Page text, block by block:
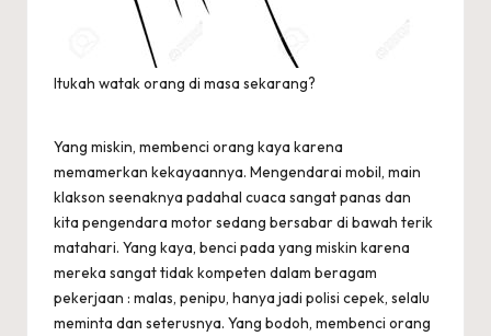
Itukah watak orang di masa sekarang?
Yang miskin, membenci orang kaya karena
memamerkan kekayaannya. Mengendarai mobil, main
klakson seenaknya padahal cuaca sangat panas dan
kita pengendara motor sedang bersabar di bawah terik
matahari. Yang kaya, benci pada yang miskin karena
mereka sangat tidak kompeten dalam beragam
pekerjaan : malas, penipu, hanya jadi polisi cepek, selalu
meminta dan seterusnya. Yang bodoh, membenci orang